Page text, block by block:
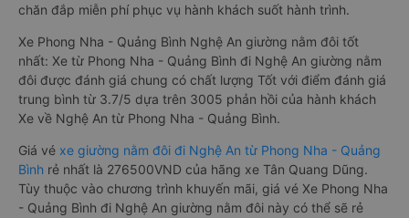
chăn đắp miễn phí phục vụ hành khách suốt hành trình.
Xe Phong Nha - Quảng Bình Nghệ An giường nằm đôi tốt
nhất: Xe từ Phong Nha - Quảng Bình đi Nghệ An giường nằm
đôi được đánh giá chung có chất lượng Tốt với điểm đánh giá
trung bình từ 3.7/5 dựa trên 3005 phản hồi của hành khách
Xe về Nghệ An từ Phong Nha - Quảng Bình.
Giá vé xe giường nằm đôi đi Nghệ An từ Phong Nha - Quảng
Bình rẻ nhất là 276500VND của hãng xe Tân Quang Dũng.
Tùy thuộc vào chương trình khuyến mãi, giá vé Xe Phong Nha
- Quảng Bình đi Nghệ An giường nằm đôi này có thể sẽ rẻ